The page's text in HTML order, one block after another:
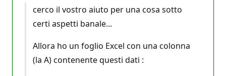
cerco il vostro aiuto per una cosa sotto
certi aspetti banale...
Allora ho un foglio Excel con una colonna
(la A) contenente questi dati :